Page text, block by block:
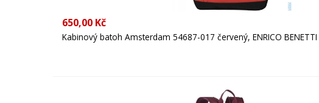
650,00 Kč
Kabinový batoh Amsterdam 54687-017 červený, ENRICO BENETTI